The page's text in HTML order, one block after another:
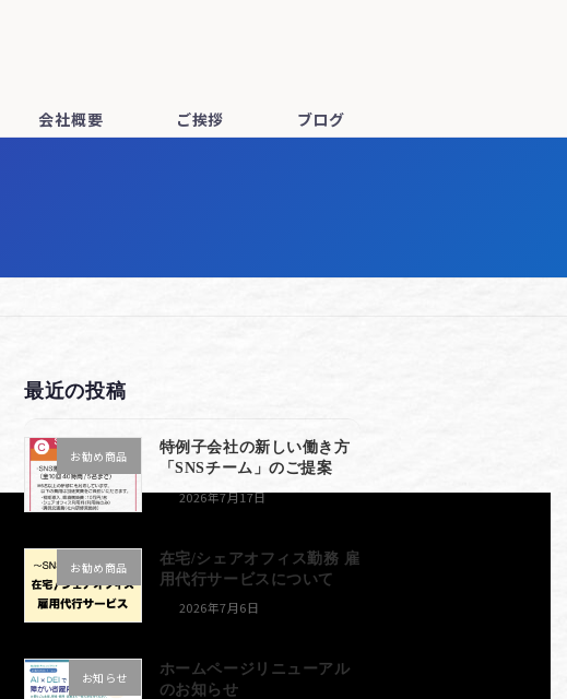
会社概要 ご挨拶 ブログ
最近の投稿
お勧め商品
特例子会社の新しい働き方
「SNSチーム」のご提案
2026年7月17日
お勧め商品
在宅/シェアオフィス勤務 雇
用代行サービスについて
2026年7月6日
お知らせ
ホームページリニューアル
のお知らせ